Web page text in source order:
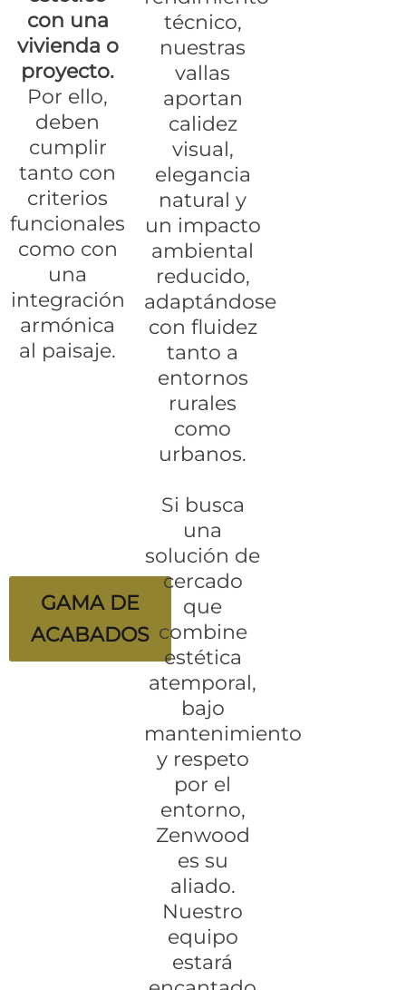
con una
vivienda o
proyecto.
Por ello,
deben
cumplir
tanto con
criterios
funcionales
como con
una
integración
armónica
al paisaje.
GAMA DE
ACABADOS
técnico,
nuestras
vallas
aportan
calidez
visual,
elegancia
natural y
un impacto
ambiental
reducido,
adaptándose
con fluidez
tanto a
entornos
rurales
como
urbanos.
Si busca
una
solución de
cercado
que
combine
estética
atemporal,
bajo
mantenimiento
y respeto
por el
entorno,
Zenwood
es su
aliado.
Nuestro
equipo
estará